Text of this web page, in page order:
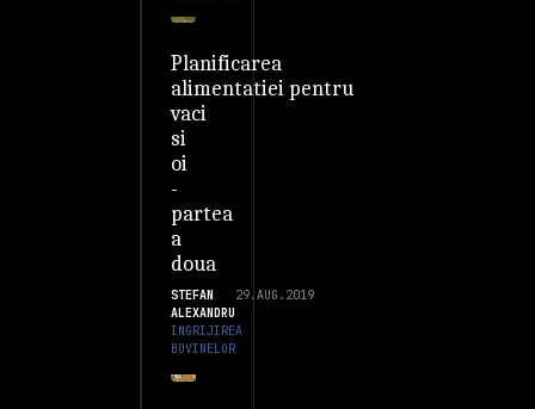
Planificarea
alimentatiei pentru
vaci
si
oi
-
partea
a
doua
STEFAN
ALEXANDRU
29.AUG.2019
INGRIJIREA
BOVINELOR